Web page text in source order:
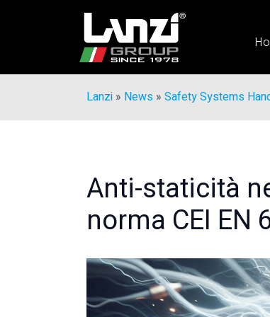
Lanzi » News » Safety Systems
Anti-staticità
norma CEI EN